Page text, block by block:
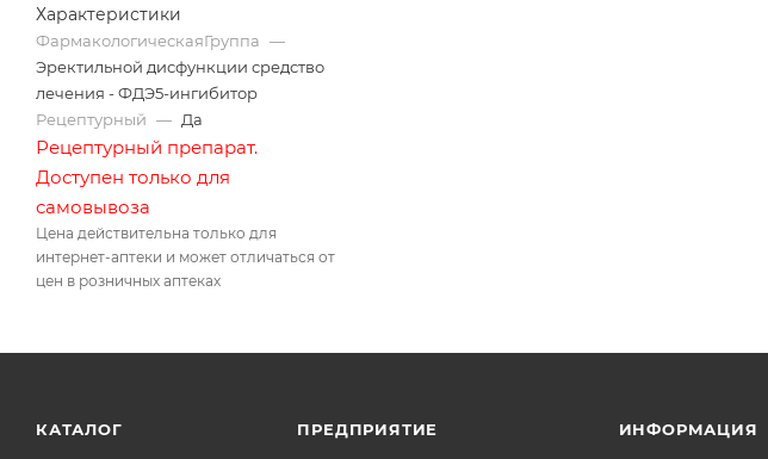
Характеристики
ФармакологическаяГруппа —
Эректильной дисфункции средство
лечения - ФДЭ5-ингибитор
Рецептурный — Да
Рецептурный препарат.
Доступен только для
самовывоза
Цена действительна только для
интернет-аптеки и может отличаться от
цен в розничных аптеках
КАТАЛОГ ПРЕДПРИЯТИЕ ИНФОРМАЦИЯ